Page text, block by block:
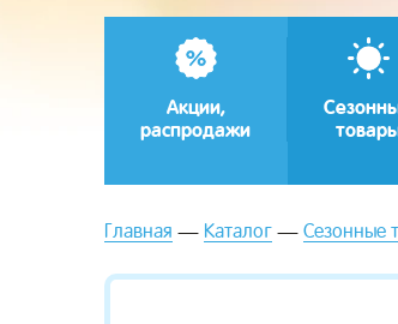
Акции,
распродажи
Главная Каталог Сезонные